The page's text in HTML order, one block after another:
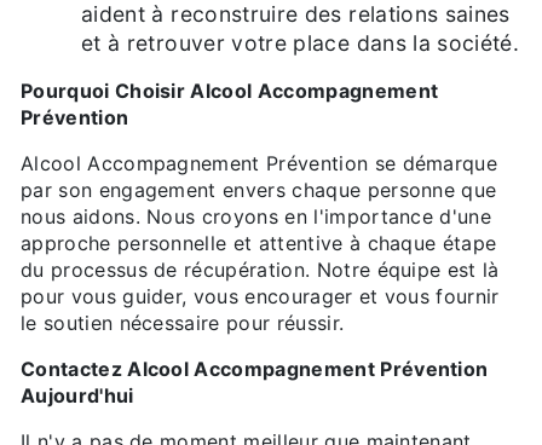
aident à reconstruire des relations saines
et à retrouver votre place dans la société.
Pourquoi Choisir Alcool Accompagnement
Prévention
Alcool Accompagnement Prévention se démarque
par son engagement envers chaque personne que
nous aidons. Nous croyons en l'importance d'une
approche personnelle et attentive à chaque étape
du processus de récupération. Notre équipe est là
pour vous guider, vous encourager et vous fournir
le soutien nécessaire pour réussir.
Contactez Alcool Accompagnement Prévention
Aujourd'hui